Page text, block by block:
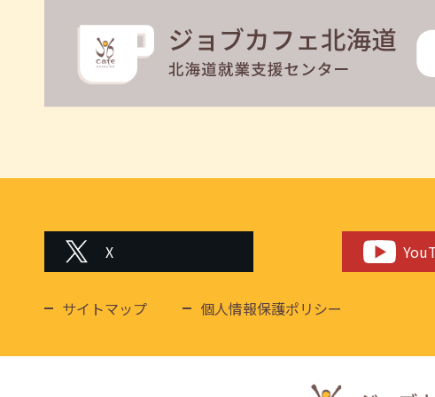
X
サイトマップ 個人情報保護ポリシー